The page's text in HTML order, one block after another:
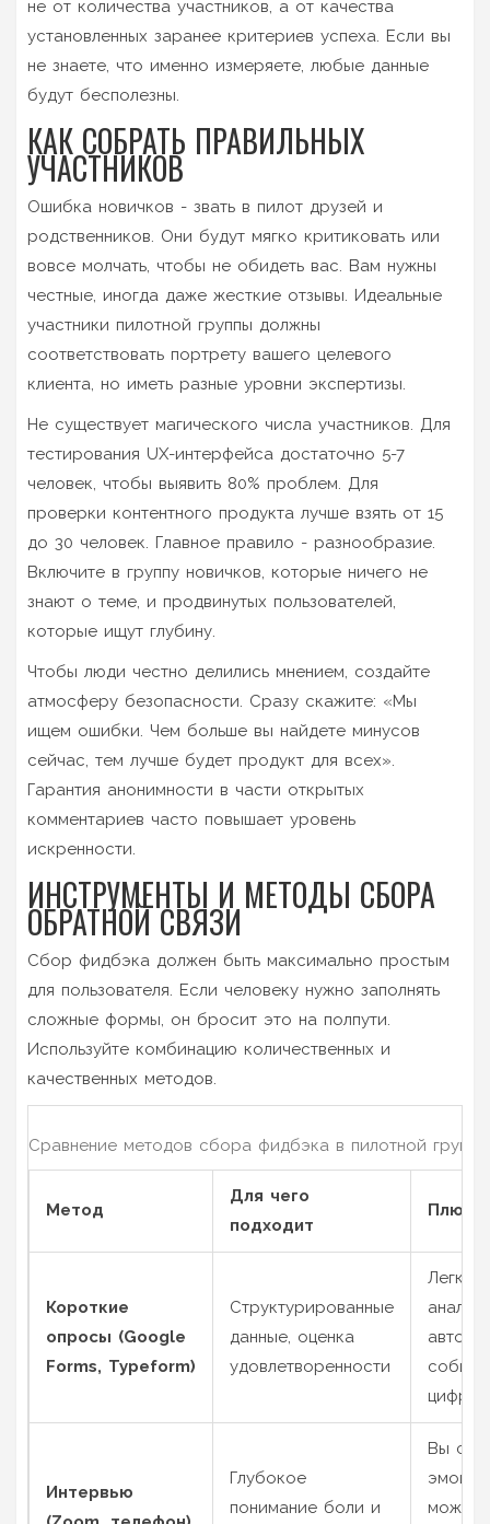
не от количества участников, а от качества
установленных заранее критериев успеха. Если вы
не знаете, что именно измеряете, любые данные
будут бесполезны.
КАК СОБРАТЬ ПРАВИЛЬНЫХ
УЧАСТНИКОВ
Ошибка новичков - звать в пилот друзей и
родственников. Они будут мягко критиковать или
вовсе молчать, чтобы не обидеть вас. Вам нужны
честные, иногда даже жесткие отзывы. Идеальные
участники пилотной группы должны
соответствовать портрету вашего целевого
клиента, но иметь разные уровни экспертизы.
Не существует магического числа участников. Для
тестирования UX-интерфейса достаточно 5-7
человек, чтобы выявить 80% проблем. Для
проверки контентного продукта лучше взять от 15
до 30 человек. Главное правило - разнообразие.
Включите в группу новичков, которые ничего не
знают о теме, и продвинутых пользователей,
которые ищут глубину.
Чтобы люди честно делились мнением, создайте
атмосферу безопасности. Сразу скажите: «Мы
ищем ошибки. Чем больше вы найдете минусов
сейчас, тем лучше будет продукт для всех».
Гарантия анонимности в части открытых
комментариев часто повышает уровень
искренности.
ИНСТРУМЕНТЫ И МЕТОДЫ СБОРА
ОБРАТНОЙ СВЯЗИ
Сбор фидбэка должен быть максимально простым
для пользователя. Если человеку нужно заполнять
сложные формы, он бросит это на полпути.
Используйте комбинацию количественных и
качественных методов.
Сравнение методов сбора фидбэка в пилотной группе
Метод
Для чего
подходит
Плюсы
Короткие
опросы (Google
Forms, Typeform)
Структурированные
данные, оценка
удовлетворенности
Легко
цифры
Интервью
Глубокое
понимание боли и
Вы
эмоции,
можете